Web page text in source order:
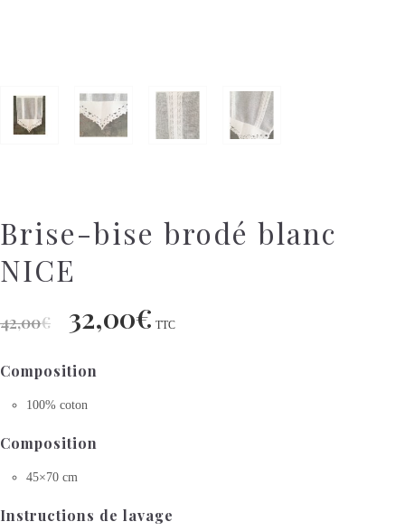
Brise-bise brodé blanc
NICE
42,00€ 32,00€ TTC
Composition
100% coton
Composition
45×70 cm
Instructions de lavage